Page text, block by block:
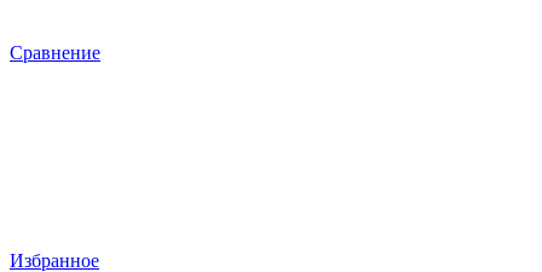
Сравнение
Избранное